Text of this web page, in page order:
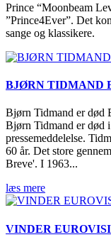
Prince “Moonbeam
”Prince4Ever”. Det
sange og klassikere.
BJØRN TIDMAND
Bjørn Tidmand er død
Bjørn Tidmand er død
pressemeddelelse.
60 år. Det store
Breve'. I 1963...
læs mere
VINDER